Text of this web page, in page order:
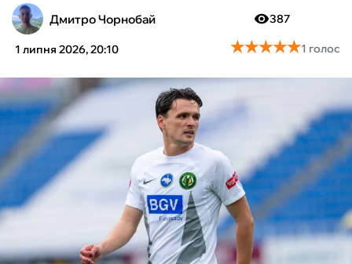
ТЕНІС
КІБЕРСПОРТ
ЧС-2026
ФУТЗАЛ
ІНШІ
БУКМЕКЕРИ
Дмитро Чорнобай
1 липня 2026, 20:10
387
★★★★★
★★★★★1 голос